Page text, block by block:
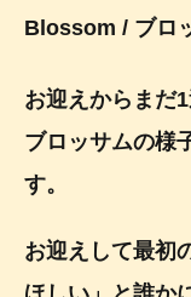
Blossom / ブロ
お迎えからまだ
ブロッサムの様
す。
お迎えして最初